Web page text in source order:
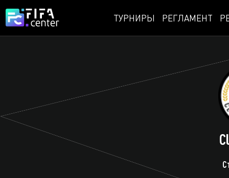
ТУРНИРЫ РЕГЛАМЕНТ